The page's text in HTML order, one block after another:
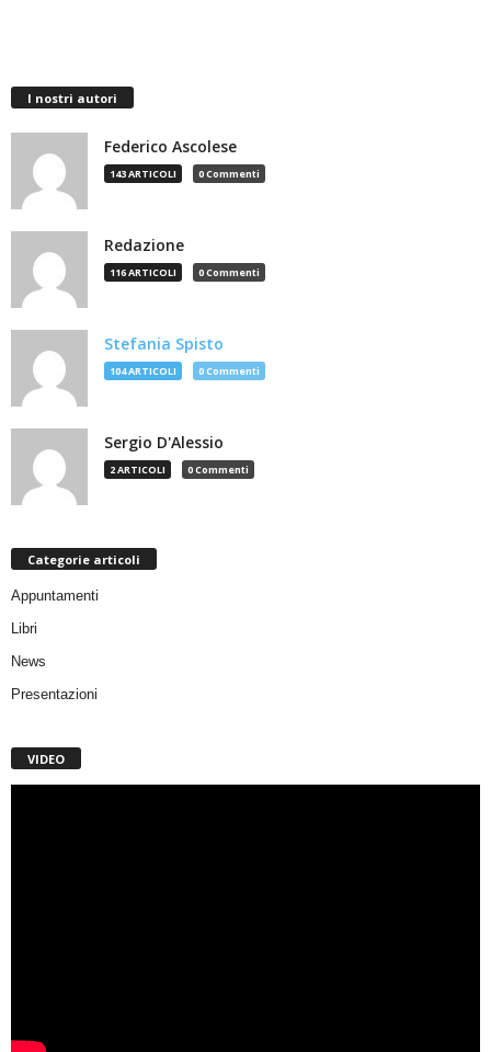
I nostri autori
Federico Ascolese
143 ARTICOLI 0 Commenti
Redazione
116 ARTICOLI 0 Commenti
Stefania Spisto
104 ARTICOLI 0 Commenti
Sergio D'Alessio
2 ARTICOLI 0 Commenti
Categorie articoli
Appuntamenti
Libri
News
Presentazioni
VIDEO